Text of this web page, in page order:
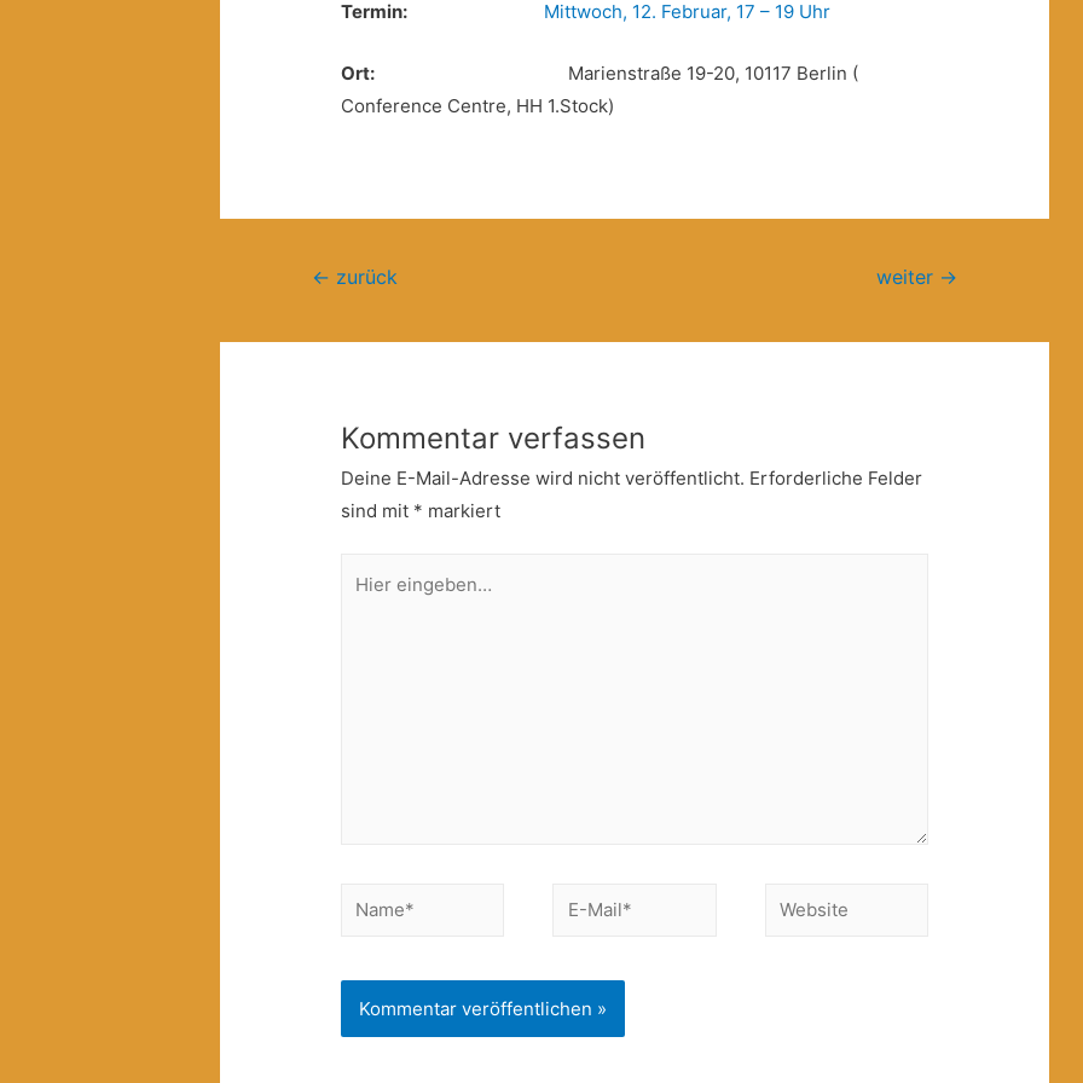
Termin: Mittwoch, 12. Februar, 17 – 19 Uhr
Ort: Marienstraße 19-20, 10117 Berlin (
Conference Centre, HH 1.Stock)
Beitragsnavigation
← zurück weiter →
Kommentar verfassen
Deine E-Mail-Adresse wird nicht veröffentlicht. Erforderliche Felder
sind mit * markiert
eingeben…
Name*
E-
Website